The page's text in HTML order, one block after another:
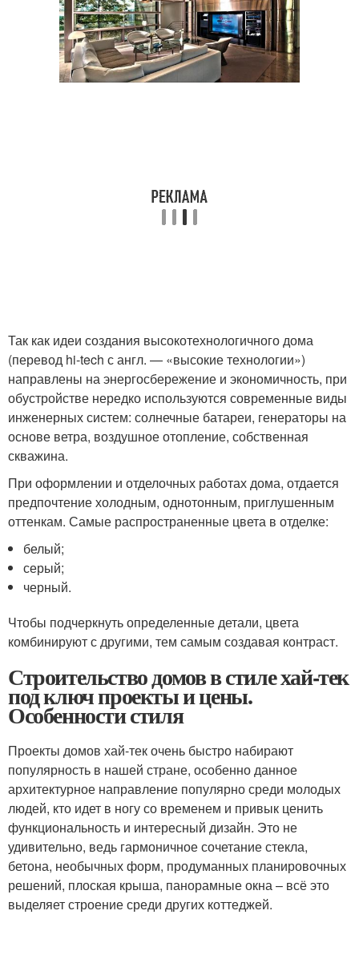
Так как идеи создания высокотехнологичного дома
(перевод hi-tech с англ. — «высокие технологии»)
направлены на энергосбережение и экономичность, при
обустройстве нередко используются современные виды
инженерных систем: солнечные батареи, генераторы на
основе ветра, воздушное отопление, собственная
скважина.
При оформлении и отделочных работах дома, отдается
предпочтение холодным, однотонным, приглушенным
оттенкам. Самые распространенные цвета в отделке:
белый;
серый;
черный.
Чтобы подчеркнуть определенные детали, цвета
комбинируют с другими, тем самым создавая контраст.
Строительство домов в стиле хай-тек
под ключ проекты и цены.
Особенности стиля
Проекты домов хай-тек очень быстро набирают
популярность в нашей стране, особенно данное
архитектурное направление популярно среди молодых
людей, кто идет в ногу со временем и привык ценить
функциональность и интересный дизайн. Это не
удивительно, ведь гармоничное сочетание стекла,
бетона, необычных форм, продуманных планировочных
решений, плоская крыша, панорамные окна – всё это
выделяет строение среди других коттеджей.